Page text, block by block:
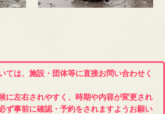
ては、施設・団体等に直接お問い合わせく
に左右されやすく、時期や内容が変更され
ず事前に確認・予約をされますようお願い